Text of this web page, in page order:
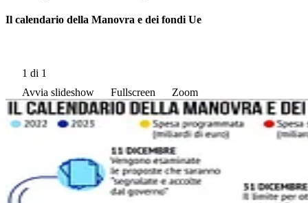
Il calendario della Manovra e dei fondi Ue
1 di 1
Avvia slideshow
Fullscreen Zoom